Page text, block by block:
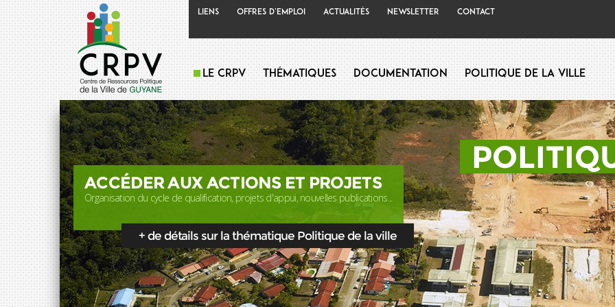
Liens Offres d'emploi Actualités Newsletter Contact
Le CRPV Thématiques Documentation Politique de la Ville
ACCÉDER AUX ACTIONS ET PROJETS
Organisation du cycle de qualification, projets d'appui, nouvelles publications...
+ de détails sur la thématique Politique de la ville